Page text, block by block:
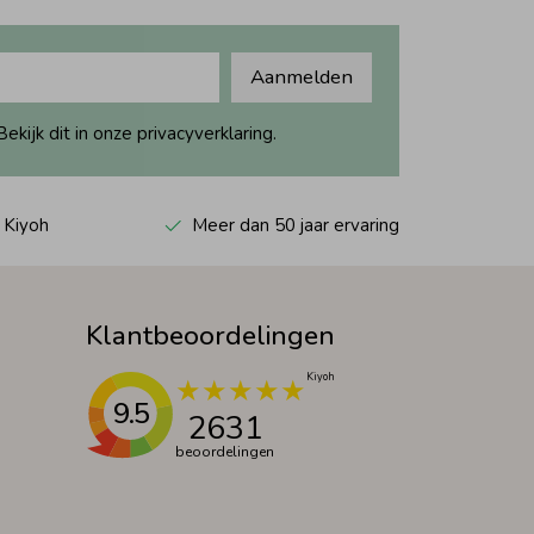
Aanmelden
dit in onze privacyverklaring.
Meer dan 50 jaar ervaring
Klantbeoordelingen
9.5 2631
beoordelingen